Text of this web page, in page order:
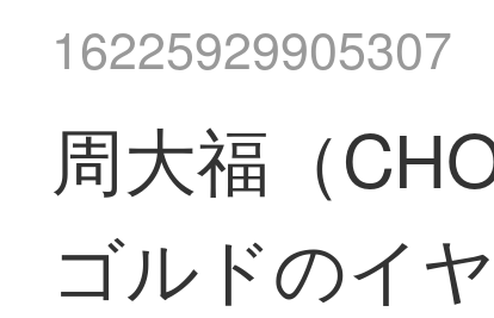
16225929905307
周大福（
ゴルドのイ